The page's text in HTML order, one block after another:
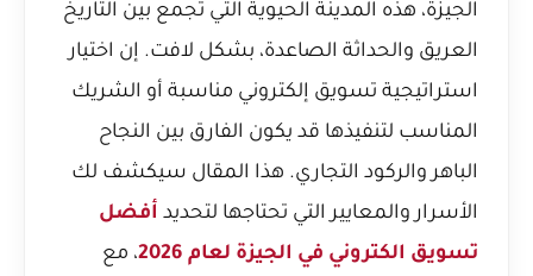
الجيزة، هذه المدينة الحيوية التي تجمع بين التاريخ
العريق والحداثة الصاعدة، بشكل لافت. إن اختيار
استراتيجية تسويق إلكتروني مناسبة أو الشريك
المناسب لتنفيذها قد يكون الفارق بين النجاح
الباهر والركود التجاري. هذا المقال سيكشف لك
الأسرار والمعايير التي تحتاجها لتحديد أفضل
تسويق الكتروني في الجيزة لعام 2026
، مع